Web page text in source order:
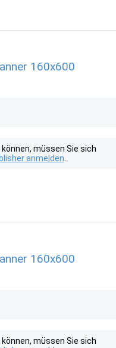
160x600
müssen Sie sich
anmelden
160x600
müssen Sie sich